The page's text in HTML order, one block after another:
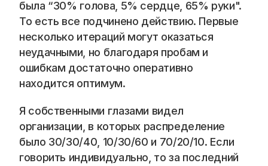
была “30% голова, 5% сердце, 65% руки".
То есть все подчинено действию. Первые
несколько итераций могут оказаться
неудачными, но благодаря пробам и
ошибкам достаточно оперативно
находится оптимум.
Я собственными глазами видел
организации, в которых распределение
было 30/30/40, 10/30/60 и 70/20/10. Если
говорить индивидуально, то за последний